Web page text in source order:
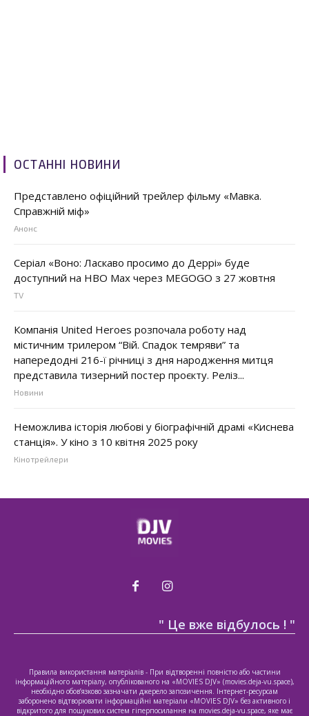
ОСТАННІ НОВИНИ
Представлено офіційний трейлер фільму «Мавка.
Справжній міф»
Анонс
Серіал «Воно: Ласкаво просимо до Деррі» буде
доступний на HBO Max через MEGOGO з 27 жовтня
TV
Компанія United Heroes розпочала роботу над
містичним трилером “Вій. Спадок темряви” та
напередодні 216-ї річниці з дня народження митця
представила тизерний постер проєкту. Реліз...
Новини
Неможлива історія любові у біографічній драмі «Киснева
станція». У кіно з 10 квітня 2025 року
Кінотрейлери
" Це вже відбулось ! "
Правила використання матеріалів - При відтворенні повністю або частини
інформаційного матеріалу, опублікованого на «MOVIES DJV» (movies.deja-vu.space),
необхідно обов’язково зазначати джерело запозичення. Інтернет-ресурсам
заборонено відтворювати інформаційні матеріали «MOVIES DJV» без активного і
відкритого для пошукових систем гіперпосилання на movies.deja-vu.space, яке має